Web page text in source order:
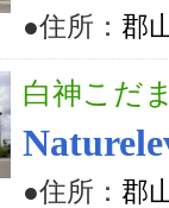
●住所： 郡
白神こだ
●住所： 郡